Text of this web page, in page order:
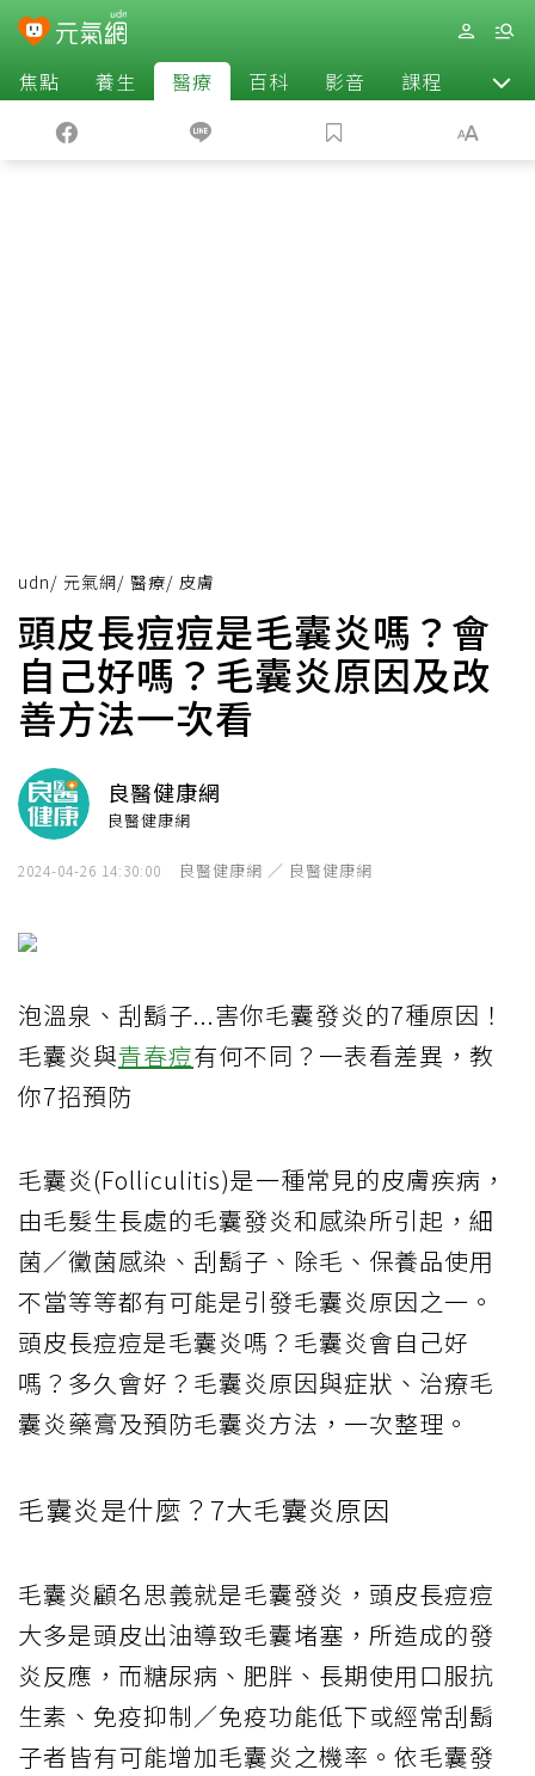
焦點 養生 醫療 百科 影音 課程 退休
udn/ 元氣網/ 醫療/ 皮膚
頭皮長痘痘是毛囊炎嗎？會
自己好嗎？毛囊炎原因及改
善方法一次看
良醫健康網
良醫健康網
2024-04-26 14:30:00 良醫健康網 ／ 良醫健康網
泡溫泉、刮鬍子...害你毛囊發炎的7種原因！
毛囊炎與青春痘有何不同？一表看差異，教
你7招預防
毛囊炎(Folliculitis)是一種常見的皮膚疾病，
由毛髮生長處的毛囊發炎和感染所引起，細
菌／黴菌感染、刮鬍子、除毛、保養品使用
不當等等都有可能是引發毛囊炎原因之一。
頭皮長痘痘是毛囊炎嗎？毛囊炎會自己好
嗎？多久會好？毛囊炎原因與症狀、治療毛
囊炎藥膏及預防毛囊炎方法，一次整理。
毛囊炎是什麼？7大毛囊炎原因
毛囊炎顧名思義就是毛囊發炎，頭皮長痘痘
大多是頭皮出油導致毛囊堵塞，所造成的發
炎反應，而糖尿病、肥胖、長期使用口服抗
生素、免疫抑制／免疫功能低下或經常刮鬍
子者皆有可能增加毛囊炎之機率。依毛囊發